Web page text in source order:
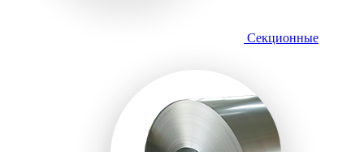
Секционные